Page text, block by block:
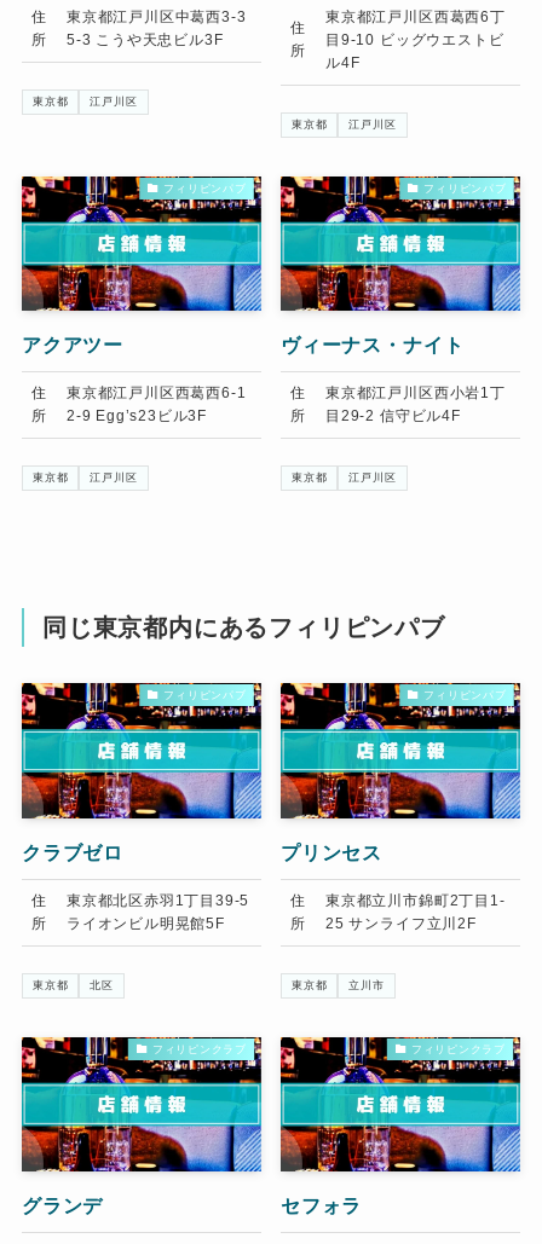
住
所
東京都江戸川区中葛西3-3
5-3 こうや天忠ビル3F
東京都 江戸川区
住
所
東京都江戸川区西葛西6丁
目9-10 ビッグウエストビ
ル4F
東京都 江戸川区
フィリピンパブ
アクアツー
住
所
東京都江戸川区西葛西6-1
2-9 Egg’s23ビル3F
東京都 江戸川区
フィリピンパブ
ヴィーナス・ナイト
住
所
東京都江戸川区西小岩1丁
目29-2 信守ビル4F
東京都 江戸川区
同じ東京都内にあるフィリピンパブ
フィリピンパブ
クラブゼロ
住
所
東京都北区赤羽1丁目39-5
ライオンビル明晃館5F
東京都 北区
フィリピンパブ
プリンセス
住
所
東京都立川市錦町2丁目1-
25 サンライフ立川2F
東京都 立川市
フィリピンクラブ
グランデ
フィリピンクラブ
セフォラ